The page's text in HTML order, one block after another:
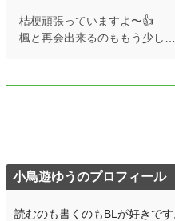
桔梗頑張っていますよ〜👍
楓と再会出来るのももう少
小鳥遊ゆうのプロフィール
読むのも書くのもBLが好きで